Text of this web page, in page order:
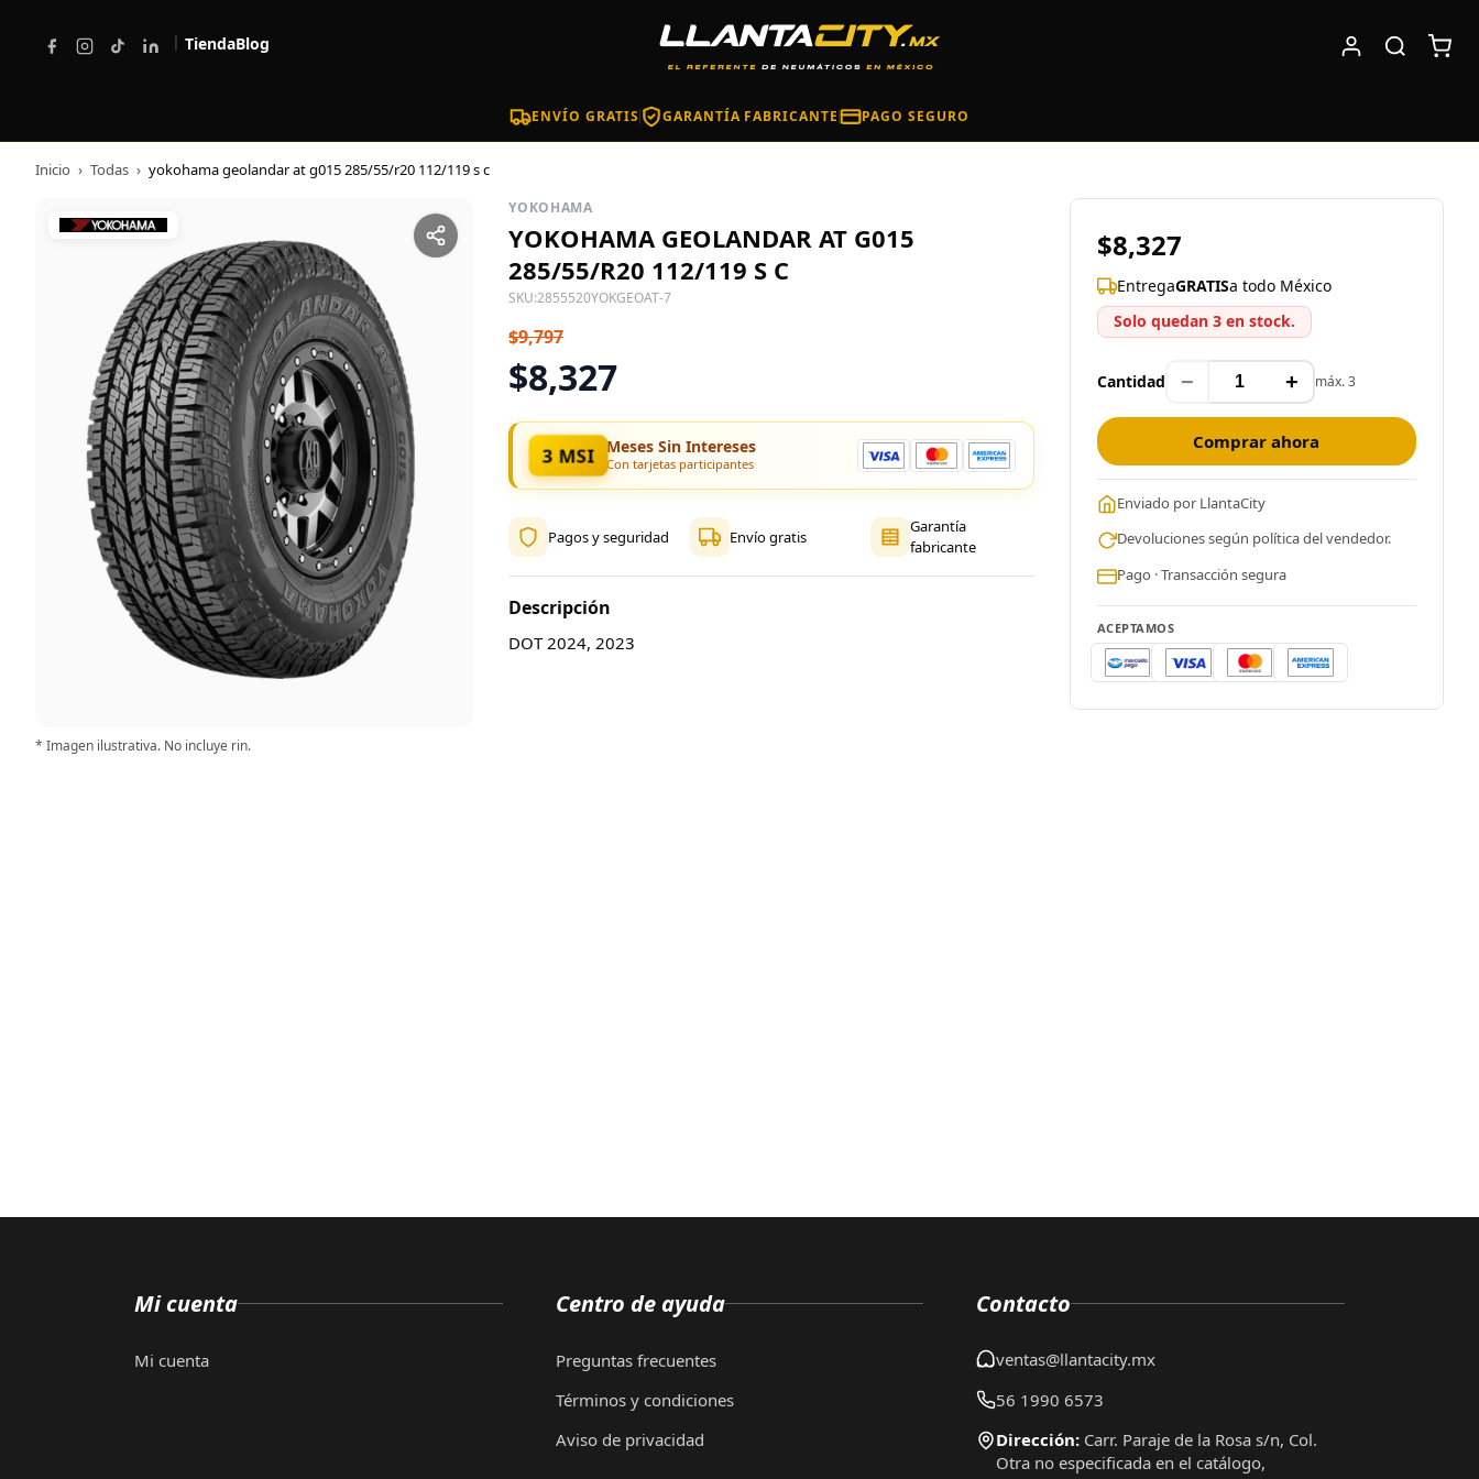
| TiendaBlog
ENVÍO GRATIS GARANTÍA FABRICANTE PAGO SEGURO
Inicio › Todas › yokohama geolandar at g015 285/55/r20 112/119 s c
* Imagen ilustrativa. No incluye rin.
YOKOHAMA
YOKOHAMA GEOLANDAR AT G015
285/55/R20 112/119 S C
SKU:2855520YOKGEOAT-7
$9,797
$8,327
3 MSI Meses Sin Intereses
Con tarjetas participantes
Pagos y seguridad Envío gratis
Garantía
fabricante
Descripción
DOT 2024, 2023
$8,327
EntregaGRATISa todo México
Solo quedan 3 en stock.
Cantidad − + máx. 3
Comprar ahora
Enviado por LlantaCity
Devoluciones según política del vendedor.
Pago · Transacción segura
ACEPTAMOS
Mi cuenta
Mi cuenta
Centro de ayuda
Preguntas frecuentes
Términos y condiciones
Aviso de privacidad
Contacto
ventas@llantacity.mx
56 1990 6573
Dirección: Carr. Paraje de la Rosa s/n, Col.
Otra no especificada en el catálogo,